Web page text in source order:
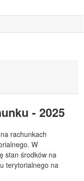
- 2025
rachunkach
W
stan środków na
terytorialnego na